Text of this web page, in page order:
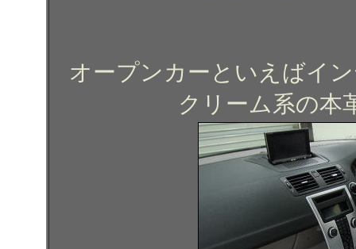
オープンカーといえばイ
クリーム系の本